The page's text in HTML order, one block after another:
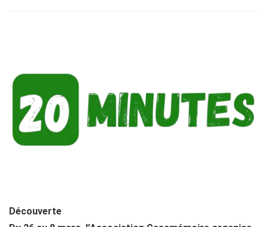
Découverte